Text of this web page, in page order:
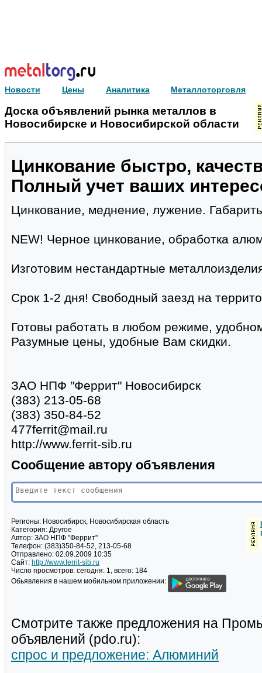
Новости Цены Аналитика Металлоторговля
Доска объявлений рынка металлов в
Новосибирске и Новосибирской области
Цинкование быстро,
Полный учет ваших
Цинкование, меднение, лужение.
NEW! Черное цинкование, обработка
Изготовим нестандартные
Срок 1-2 дня! Свободный заезд на
Готовы работать в любом режиме, удобном
Разумные цены, удобные Вам скидки.
ЗАО НПФ "Феррит" Новосибирск
(383) 213-05-68
(383) 350-84-52
477ferrit@mail.ru
http://www.ferrit-sib.ru
Сообщение автору объявления
Регионы: Новосибирск, Новосибирская область
Категория: Другое
Автор: ЗАО НПФ "Феррит"
Телефон: (383)350-84-52, 213-05-68
Отправлено: 02.09.2009 10:35
Сайт: http://www.ferrit-sib.ru
Число просмотров: сегодня: 1, всего: 184
Обьявления в нашем мобильном приложении:
Смотрите также предложения на
объявлений (pdo.ru):
спрос и предложение: Алюминий